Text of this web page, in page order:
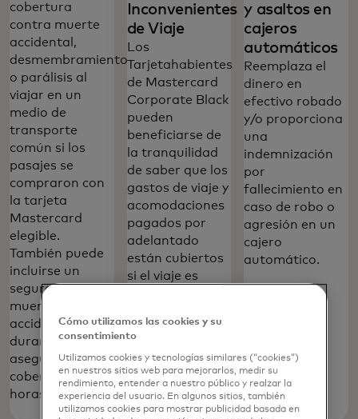
Protege tu negocio. Prepárate para lo
inesperado con los beneficios de
Mastercard.
cobertura
contra muerte
accidental,
desmembramiento
o parálisis al
viajar en un
medio de
transporte
común si los
pasajes se
compraron con
la tarjeta
Mastercard
elegible.
También puede
incluirse un
seguro de
muerte
accidental
durante el viaje
asegurado, con
cobertura las 24
horas.‎
Inconvenientes
de Viaje
Los
Tarjetahabientes
de Mastercard
Corporate Black
pueden
beneficiarse de
la tranquilidad
de saber que los
gastos de viaje y
acomodaciones
pagados por
adelantado
están cubiertos
si el viaje es
demoras.‎
y asaltos en
cajeros
automáticos‎
Reemplaza el
dinero en
efectivo robado
y/o proporciona
una
indemnización
por
fallecimiento en
caso de robo o
agresión en un
cajero
automático.‎
Cómo utilizamos las cookies y su
consentimiento
Utilizamos cookies y tecnologías similares (“cookies”)
en nuestros sitios web para mejorarlos, medir su
rendimiento, entender a nuestro público y realzar la
experiencia del usuario. En algunos sitios, también
utilizamos cookies para mostrar publicidad basada en